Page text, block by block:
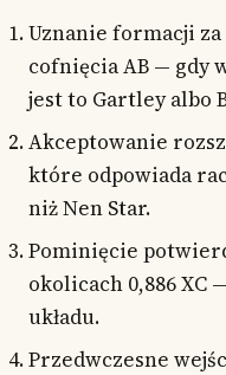
Uznanie formacji
cofnięcia AB — gdy
jest to Gartley albo
Akceptowanie
które odpowiada
niż Nen Star.
Pominięcie
okolicach 0,886 XC
układu.
Przedwczesne